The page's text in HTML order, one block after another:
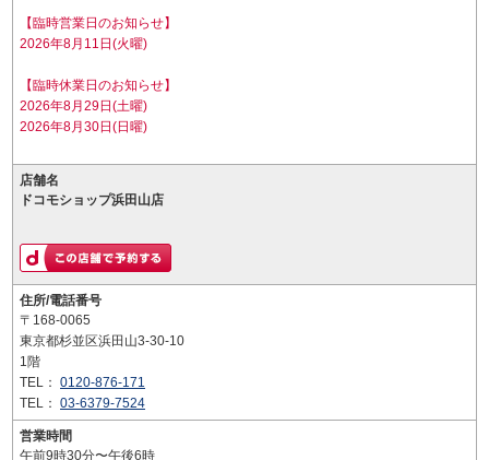
【臨時営業日のお知らせ】
2026年8月11日(火曜)
【臨時休業日のお知らせ】
2026年8月29日(土曜)
2026年8月30日(日曜)
店舗名
ドコモショップ浜田山店
住所/電話番号
〒168-0065
東京都杉並区浜田山3-30-10
1階
TEL： 0120-876-171
TEL： 03-6379-7524
営業時間
午前9時30分〜午後6時